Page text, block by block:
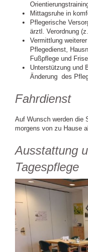
Mittagsruhe in
Pflegerische
ärztl. Verordnung
Vermittlung
Pflegedienst,
Fußpflege und
Unterstützung und
Änderung des
Fahrdienst
Auf Wunsch werden die
morgens von zu Hause
Ausstattung
Tagespflege